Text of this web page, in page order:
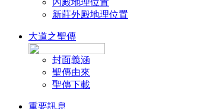
內殿地理位置
新莊外殿地理位置
大道之聖傳
封面義涵
聖傳由來
聖傳下載
重要訊息